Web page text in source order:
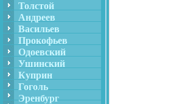
Толстой
Андреев
Васильев
Прокофьев
Одоевский
Ушинский
Куприн
Гоголь
Эренбург